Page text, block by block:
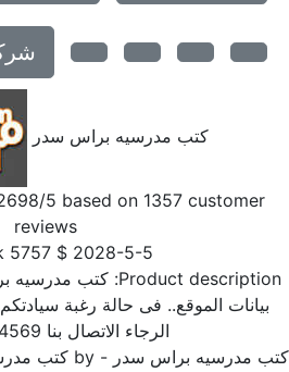
كتب مدرسيه براس سدر
/5 based on1357customer
reviews
2028-5-5
$
5757
Product كتب مدرسيه
بيانات الموقع.. فى حالة رغبة
الرجاء الاتصال بنا 20237624569
مدرسيه براس سدر- by كتب